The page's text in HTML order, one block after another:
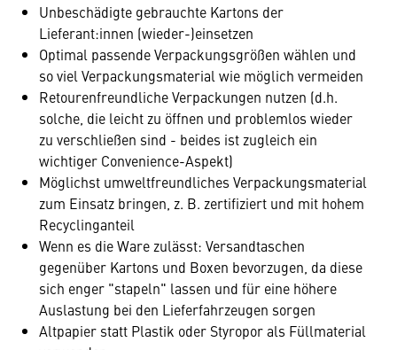
Unbeschädigte gebrauchte Kartons der
Lieferant:innen (wieder-)einsetzen
Optimal passende Verpackungsgrößen wählen und
so viel Verpackungsmaterial wie möglich vermeiden
Retourenfreundliche Verpackungen nutzen (d.h.
solche, die leicht zu öffnen und problemlos wieder
zu verschließen sind - beides ist zugleich ein
wichtiger Convenience-Aspekt)
Möglichst umweltfreundliches Verpackungsmaterial
zum Einsatz bringen, z. B. zertifiziert und mit hohem
Recyclinganteil
Wenn es die Ware zulässt: Versandtaschen
gegenüber Kartons und Boxen bevorzugen, da diese
sich enger "stapeln" lassen und für eine höhere
Auslastung bei den Lieferfahrzeugen sorgen
Altpapier statt Plastik oder Styropor als Füllmaterial